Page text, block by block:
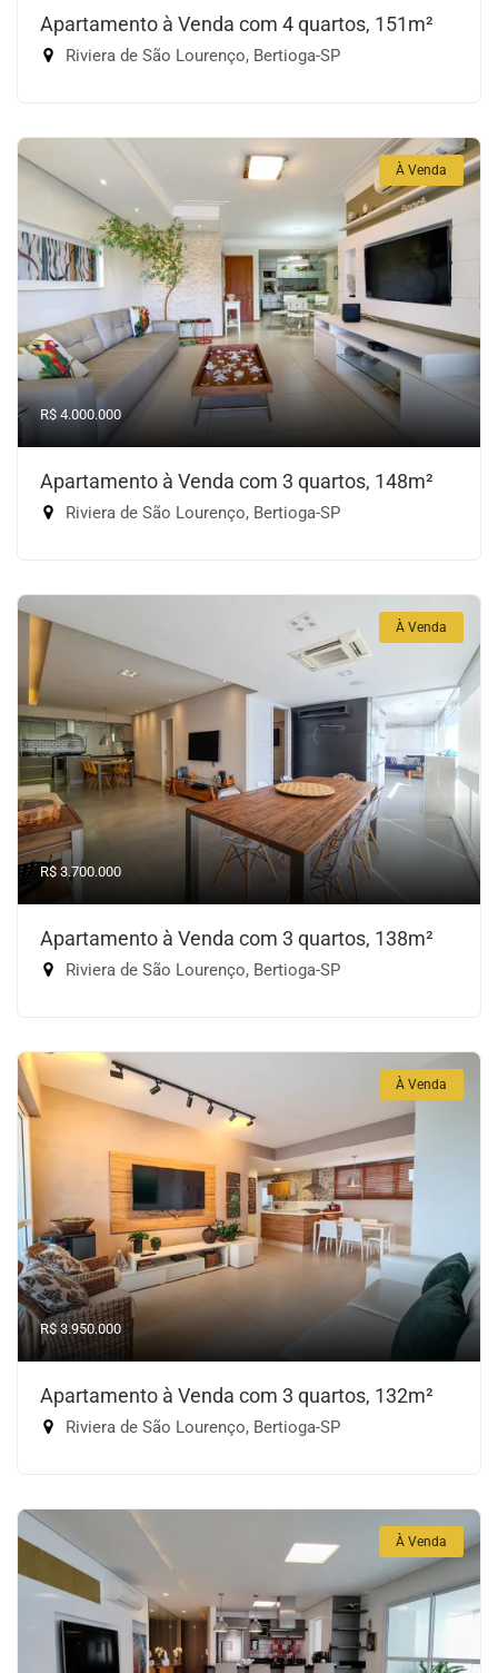
Apartamento à Venda com 4 quartos, 151m²
Riviera de São Lourenço, Bertioga-SP
À Venda
R$ 4.000.000
Apartamento à Venda com 3 quartos, 148m²
Riviera de São Lourenço, Bertioga-SP
À Venda
R$ 3.700.000
Apartamento à Venda com 3 quartos, 138m²
Riviera de São Lourenço, Bertioga-SP
À Venda
R$ 3.950.000
Apartamento à Venda com 3 quartos, 132m²
Riviera de São Lourenço, Bertioga-SP
À Venda